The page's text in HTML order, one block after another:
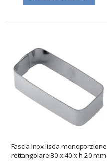
Fascia inox liscia monoporzione
rettangolare 80 x 40 x h 20 mm